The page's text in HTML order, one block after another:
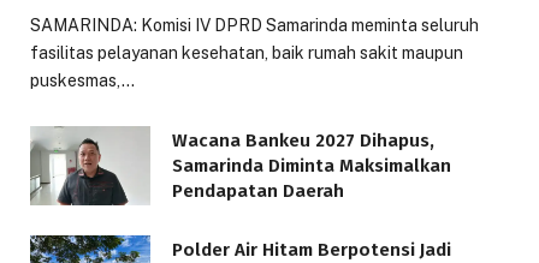
SAMARINDA: Komisi IV DPRD Samarinda meminta seluruh
fasilitas pelayanan kesehatan, baik rumah sakit maupun
puskesmas,…
Wacana Bankeu 2027 Dihapus,
Samarinda Diminta Maksimalkan
Pendapatan Daerah
Polder Air Hitam Berpotensi Jadi